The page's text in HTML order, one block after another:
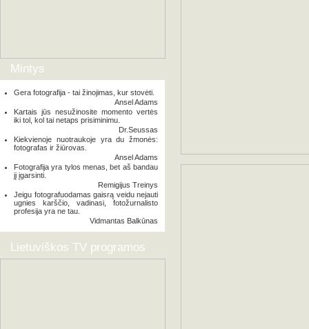
Mintys
Gera fotografija - tai žinojimas, kur stovėti.
Ansel Adams
Kartais jūs nesužinosite momento vertės
iki tol, kol tai netaps prisiminimu.
Dr.Seussas
Kiekvienoje nuotraukoje yra du žmonės:
fotografas ir žiūrovas.
Ansel Adams
Fotografija yra tylos menas, bet aš bandau
jį įgarsinti.
Remigijus Treinys
Jeigu fotografuodamas gaisrą veidu nejauti
ugnies karščio, vadinasi, fotožurnalisto
profesija yra ne tau.
Vidmantas Balkūnas
Lietuviškos TV programos